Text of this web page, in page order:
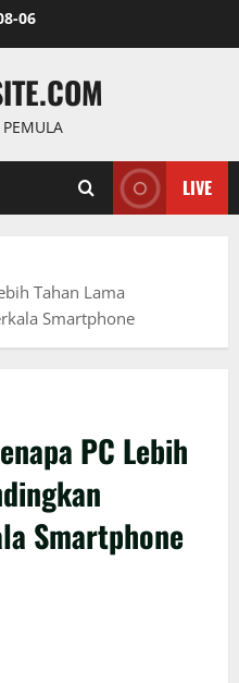
06
LIVE
Tahan Lama
Smartphone
PC Lebih
Smartphone